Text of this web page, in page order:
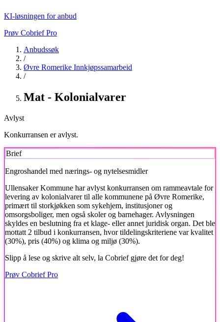
KI-løsningen for anbud
Prøv Cobrief Pro
Anbudssøk
/
Øvre Romerike Innkjøpssamarbeid
/
Mat - Kolonialvarer
Avlyst
Konkurransen er avlyst.
Brief
Engroshandel med nærings- og nytelsesmidler
Ullensaker Kommune har avlyst konkurransen om rammeavtale for
levering av kolonialvarer til alle kommunene på Øvre Romerike,
primært til storkjøkken som sykehjem, institusjoner og
omsorgsboliger, men også skoler og barnehager. Avlysningen
skyldes en beslutning fra et klage- eller annet juridisk organ. Det ble
mottatt 2 tilbud i konkurransen, hvor tildelingskriteriene var kvalitet
(30%), pris (40%) og klima og miljø (30%).
Slipp å lese og skrive alt selv, la Cobrief gjøre det for deg!
Prøv Cobrief Pro